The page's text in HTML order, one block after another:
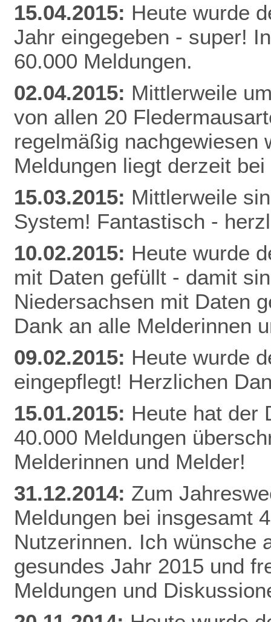
15.04.2015: Heute wurde
Jahr eingegeben - super!
60.000 Meldungen.
02.04.2015: Mittlerweile
von allen 20
regelmäßig nachgewiesen
Meldungen liegt derzeit
15.03.2015: Mittlerweile
System! Fantastisch -
10.02.2015: Heute wurde
mit Daten gefüllt - damit
Niedersachsen mit Daten
Dank an alle Melderinnen
09.02.2015: Heute wurde
eingepflegt! Herzlichen Da
15.01.2015: Heute hat der
40.000 Meldungen
Melderinnen und Melder!
31.12.2014: Zum
Meldungen bei insgesamt
Nutzerinnen. Ich wünsche
gesundes Jahr 2015 und
Meldungen und